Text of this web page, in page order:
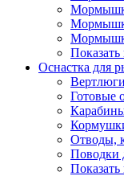
Показать
Оснастка для
Готовые
Отводы,
Поводки
Показать